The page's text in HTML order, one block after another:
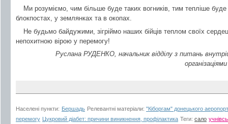
Ми розуміємо, чим більше буде таких вогників, тим тепліше
блокпостах, у землянках та в окопах.
Не будьмо байдужими, зігріймо наших бійців теплом своїх
непохитною вірою у перемогу!
Руслана РУДЕНКО, начальник відділу з питань
Населені пункти: Бершадь Релевантні матеріали: "Кіборгам" донецького
перемогу Цукровий діабет: причини виникнення, профілактика Теги: сало